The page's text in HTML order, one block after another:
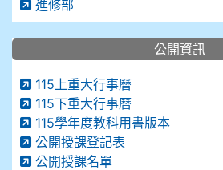
進修部
公開資訊
115上重大行事曆
115下重大行事曆
115學年度教科用書版本
公開授課登記表
公開授課名單